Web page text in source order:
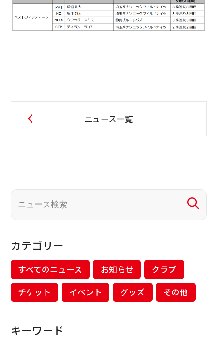
ニュース一覧
カテゴリー
すべてのニュース お知らせ
クラブ
チケット
イベント グッズ その他
キーワード